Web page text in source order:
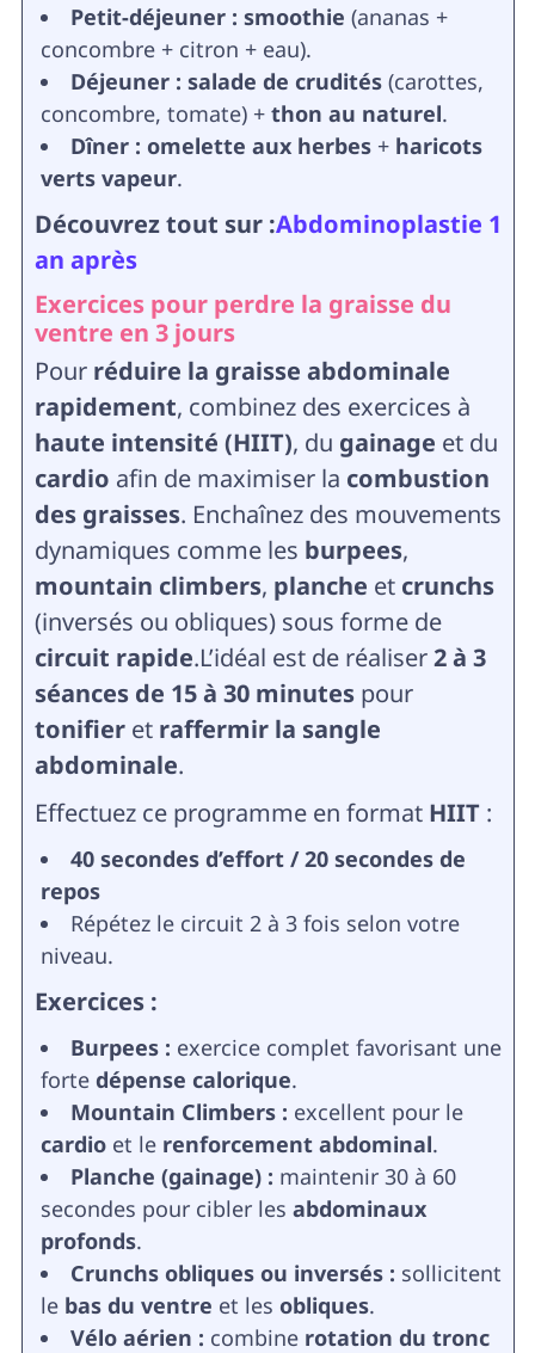
Petit-déjeuner : smoothie (ananas +
concombre + citron + eau).
Déjeuner : salade de crudités(carottes,
concombre, tomate) + thon au naturel.
Dîner : omelette aux herbes+ haricots
verts vapeur.
Découvrez tout sur :Abdominoplastie 1
an après
Exercices pour perdre la graisse du
ventre en 3 jours
Pour réduire la graisse abdominale
rapidement, combinez des exercices à
haute intensité (HIIT), du gainage et du
cardio afin de maximiser la combustion
des graisses. Enchaînez des mouvements
dynamiques comme les burpees,
mountain climbers, planche et crunchs
(inversés ou obliques) sous forme de
circuit rapide.L’idéal est de réaliser2 à 3
séances de 15 à 30 minutespour
tonifieret raffermir la sangle
abdominale.
Effectuez ce programme en format HIIT:
40 secondes d’effort / 20 secondes de
repos
Répétez le circuit 2 à 3 fois selon votre
niveau.
Exercices :
Burpees : exercice complet favorisant une
forte dépense calorique.
Mountain Climbers : excellent pour le
cardioet le renforcement abdominal.
Planche (gainage) : maintenir 30 à 60
secondes pour cibler les abdominaux
profonds.
Crunchs obliques ou inversés : sollicitent
le bas du ventre et les obliques.
Vélo aérien : combine rotation du tronc